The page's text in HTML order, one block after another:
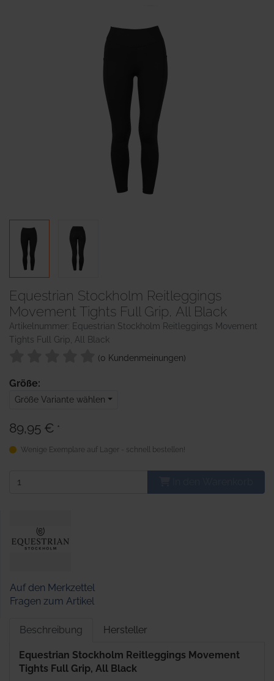
Equestrian Stockholm Reitleggings
Movement Tights Full Grip, All Black
Artikelnummer: Equestrian Stockholm Reitleggings Movement
Tights Full Grip, All Black
(0 Kundenmeinungen)
Größe:
Größe Variante wählen
89,95 € *
Wenige Exemplare auf Lager - schnell bestellen!
Auf den Merkzettel
Fragen zum Artikel
Beschreibung Hersteller
Equestrian Stockholm Reitleggings Movement
Tights Full Grip, All Black